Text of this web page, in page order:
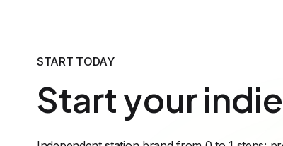
START TODAY
Start your